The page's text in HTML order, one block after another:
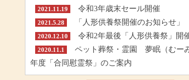
2021.11.19 令和3年歳末セール開催
2021.5.28 「人形供養祭開催のお知らせ」
2020.12.10 令和2年最後「人形供養祭」開
2020.11.1
ペット葬祭・霊園 夢眠（むー
年度「合同慰霊祭」のご案内